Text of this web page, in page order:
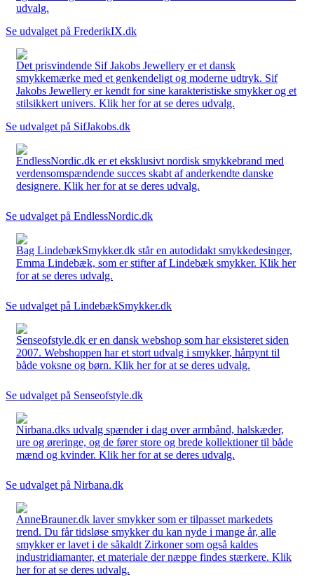
udvalg.
Se udvalget på FrederikIX.dk
Det prisvindende Sif Jakobs Jewellery er et dansk
smykkemærke med et genkendeligt og moderne udtryk. Sif
Jakobs Jewellery er kendt for sine karakteristiske smykker og et
stilsikkert univers. Klik her for at se deres udvalg.
Se udvalget på SifJakobs.dk
EndlessNordic.dk er et eksklusivt nordisk smykkebrand med
verdensomspændende succes skabt af anderkendte danske
designere. Klik her for at se deres udvalg.
Se udvalget på EndlessNordic.dk
Bag LindebækSmykker.dk står en autodidakt smykkedesinger,
Emma Lindebæk, som er stifter af Lindebæk smykker. Klik her
for at se deres udvalg.
Se udvalget på LindebækSmykker.dk
Senseofstyle.dk er en dansk webshop som har eksisteret siden
2007. Webshoppen har et stort udvalg i smykker, hårpynt til
både voksne og børn. Klik her for at se deres udvalg.
Se udvalget på Senseofstyle.dk
Nirbana.dks udvalg spænder i dag over armbånd, halskæder,
ure og øreringe, og de fører store og brede kollektioner til både
mænd og kvinder. Klik her for at se deres udvalg.
Se udvalget på Nirbana.dk
AnneBrauner.dk laver smykker som er tilpasset markedets
trend. Du får tidsløse smykker du kan nyde i mange år, alle
smykker er lavet i de såkaldt Zirkoner som også kaldes
industridiamanter, et materiale der næppe findes stærkere. Klik
her for at se deres udvalg.